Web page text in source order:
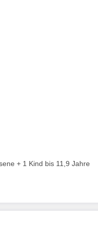
+ 1 Kind bis 11,9 Jahre